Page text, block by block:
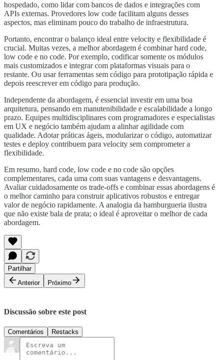
hospedado, como lidar com bancos de dados e integrações com
APIs externas. Provedores low code facilitam alguns desses
aspectos, mas eliminam pouco do trabalho de infraestrutura.
Portanto, encontrar o balanço ideal entre velocity e flexibilidade é
crucial. Muitas vezes, a melhor abordagem é combinar hard code,
low code e no code. Por exemplo, codificar somente os módulos
mais customizados e integrar com plataformas visuais para o
restante. Ou usar ferramentas sem código para prototipação rápida e
depois reescrever em código para produção.
Independente da abordagem, é essencial investir em uma boa
arquitetura, pensando em manutenibilidade e escalabilidade a longo
prazo. Equipes multidisciplinares com programadores e especialistas
em UX e negócio também ajudam a alinhar agilidade com
qualidade. Adotar práticas ágeis, modularizar o código, automatizar
testes e deploy contribuem para velocity sem comprometer a
flexibilidade.
Em resumo, hard code, low code e no code são opções
complementares, cada uma com suas vantagens e desvantagens.
Avaliar cuidadosamente os trade-offs e combinar essas abordagens é
o melhor caminho para construir aplicativos robustos e entregar
valor de negócio rapidamente. A analogia da hamburgueria ilustra
que não existe bala de prata; o ideal é aproveitar o melhor de cada
abordagem.
Partilhar
Anterior
Próximo
Discussão sobre este post
Comentários Restacks